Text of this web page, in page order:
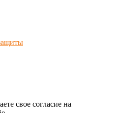
свое согласие на